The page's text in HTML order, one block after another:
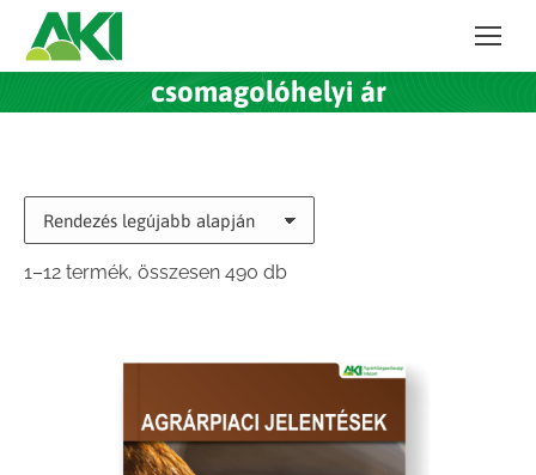
csomagolóhelyi ár
1–12 termék, összesen 490 dbSorted